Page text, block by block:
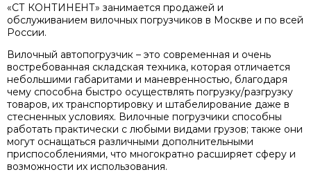
«СТ КОНТИНЕНТ» занимается продажей и
обслуживанием вилочных погрузчиков в Москве и по всей
России.
Вилочный автопогрузчик – это современная и очень
востребованная складская техника, которая отличается
небольшими габаритами и маневренностью, благодаря
чему способна быстро осуществлять погрузку/разгрузку
товаров, их транспортировку и штабелирование даже в
стесненных условиях. Вилочные погрузчики способны
работать практически с любыми видами грузов; также они
могут оснащаться различными дополнительными
приспособлениями, что многократно расширяет сферу и
возможности их использования.